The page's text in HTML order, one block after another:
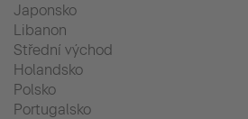
Japonsko
Libanon
Střední východ
Holandsko
Polsko
Portugalsko